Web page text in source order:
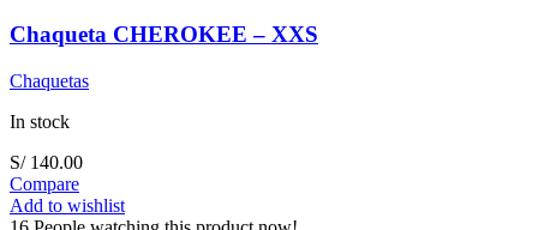
Chaqueta CHEROKEE – XXS
Chaquetas
In stock
S/140.00
Compare
Add to wishlist